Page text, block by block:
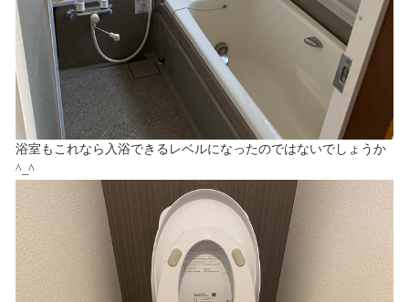
浴室もこれなら入浴できるレベルになったのではないでしょうか
^_^